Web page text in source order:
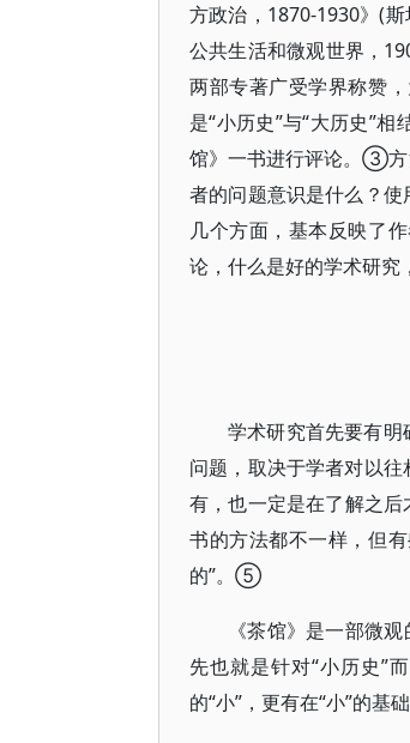
方政治，1870-1930》(
公共生活和微观世界，
两部专著广受学界称赞
是“小历史”与“大历史”
馆》一书进行评论。③方
者的问题意识是什么？
几个方面，基本反映了
论，什么是好的学术研
学术研究首先要有
问题，取决于学者对以
有，也一定是在了解之后
书的方法都不一样，但
的”。⑤
《茶馆》是一部微
先也就是针对“小历史”
的“小”，更有在“小”的基